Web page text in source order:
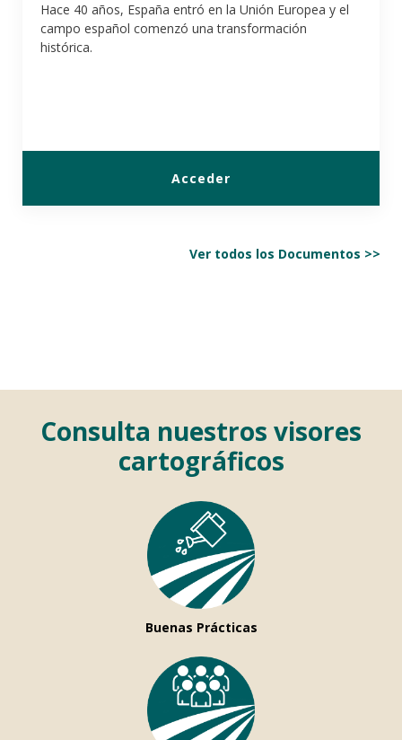
Hace 40 años, España entró en la Unión Europea y el
campo español comenzó una transformación
histórica.
Acceder
Ver todos los Documentos >>
Consulta nuestros visores
cartográficos
Buenas Prácticas